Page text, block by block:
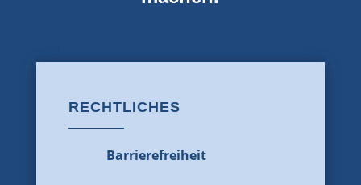
RECHTLICHES
Barrierefreiheit